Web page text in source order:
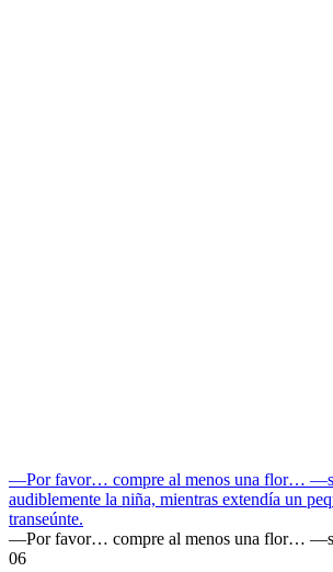
—Por favor… compre al menos una flor…
audiblemente la niña, mientras extendía un
transeúnte.
—Por favor… compre al menos una flor…
06